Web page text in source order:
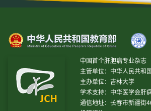
中国首个肝胆病专业杂志
主管单位：中华人民共和
主办单位：吉林大学
学术支持：中华医学会肝
通信地址：长春市新疆街